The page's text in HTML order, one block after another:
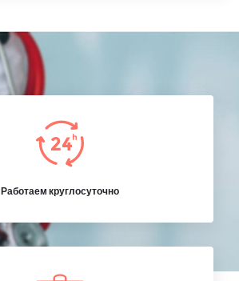
Работаем круглосуточно